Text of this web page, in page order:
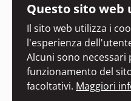
Questo sito web
Il sito web utilizza i
l'esperienza
Alcuni sono
funzionamento del
facoltativi. Maggiori
Chi siamo
Contattaci
EKO